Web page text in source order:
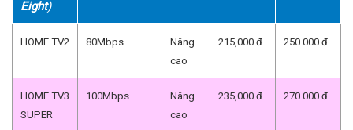
Eight)
HOME TV2 80Mbps
Nâng
cao
215,000 đ 250.000 đ
HOME TV3
SUPER
100Mbps
Nâng
cao
235,000 đ 270.000 đ